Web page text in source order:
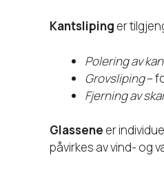
Kantsliping er
Polering av
Grovsliping–
Fjerning av
Glassene er
påvirkes av vind- og